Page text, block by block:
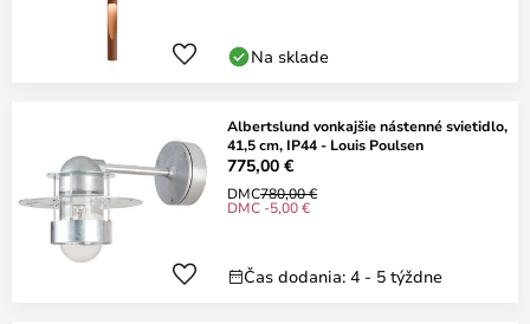
Na sklade
Albertslund vonkajšie nástenné svietidlo,
41,5 cm, IP44 - Louis Poulsen
775,00 €
DMC780,00 €
DMC -5,00 €
Čas dodania: 4 - 5 týždne